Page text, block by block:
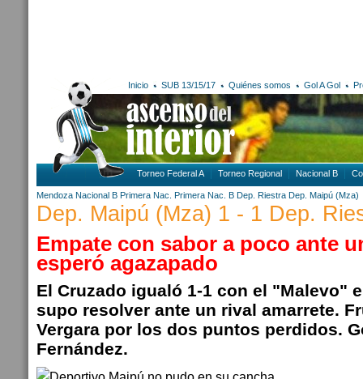
Inicio SUB 13/15/17 Quiénes somos Gol A Gol
Torneo Federal A Torneo Regional Nacional B
Mendoza Nacional B Primera Nac. Primera Nac. B Dep. Riestra Dep. Maipú (Mza)
Dep. Maipú (Mza) 1 - 1 Dep.
Empate con sabor a poco ante
esperó agazapado
El Cruzado igualó 1-1 con el "Malevo"
supo resolver ante un rival amarrete.
Vergara por los dos puntos perdidos.
Fernández.